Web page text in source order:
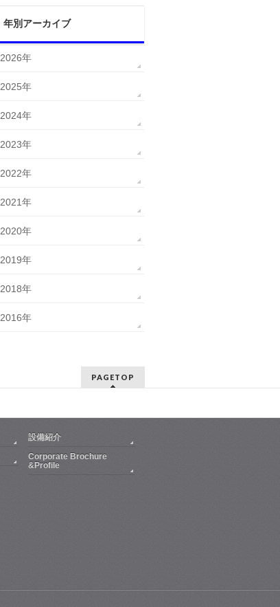
年別アーカイブ
2026年
2025年
2024年
2023年
2022年
2021年
2020年
2019年
2018年
2016年
PAGETOP
設備紹介
Corporate Brochure
&Profile